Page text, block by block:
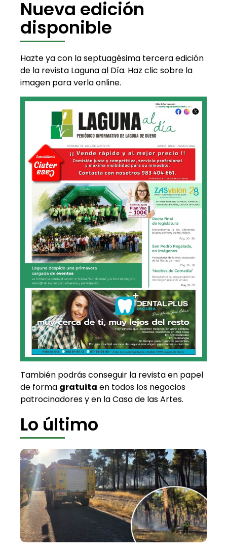
Nueva edición
disponible
Hazte ya con la septuagésima tercera edición
de la revista Laguna al Día. Haz clic sobre la
imagen para verla online.
También podrás conseguir la revista en papel
de forma gratuita en todos los negocios
patrocinadores y en la Casa de las Artes.
Lo último